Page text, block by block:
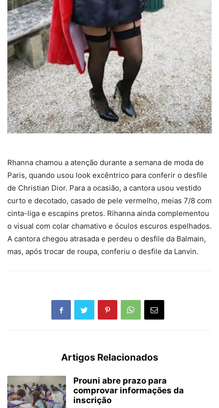
Rhanna chamou a atenção durante a semana de moda de
Paris, quando usou look excêntrico para conferir o desfile
de Christian Dior. Para a ocasião, a cantora usou vestido
curto e decotado, casado de pele vermelho, meias 7/8 com
cinta-liga e escapins pretos. Rihanna ainda complementou
o visual com colar chamativo e óculos escuros espelhados.
A cantora chegou atrasada e perdeu o desfile da Balmain,
mas, após trocar de roupa, conferiu o desfile da Lanvin.
Artigos Relacionados
Prouni abre prazo para
comprovar informações da
inscrição